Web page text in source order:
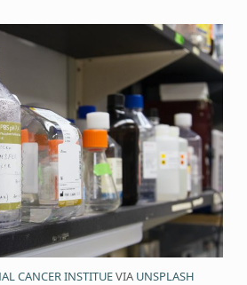
CANCER INSTITUEVIA UNSPLASH